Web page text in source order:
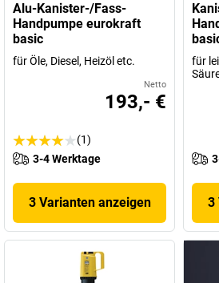
Alu-Kanister-/Fass-
Handpumpe eurokraft
basic
für Öle, Diesel, Heizöl etc.
Netto
193,- €
(1)
3-4 Werktage
3 Varianten anzeigen
für
3